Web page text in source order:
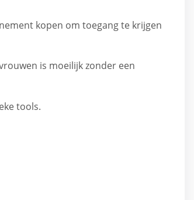
kopen om toegang te krijgen
is moeilijk zonder een
tools.